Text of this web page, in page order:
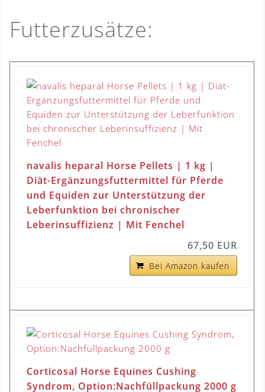
Futterzusätze:
navalis heparal Horse Pellets | 1 kg |
Diät-Ergänzungsfuttermittel für Pferde
und Equiden zur Unterstützung der
Leberfunktion bei chronischer
Leberinsuffizienz | Mit Fenchel
67,50 EUR
Bei Amazon kaufen
Corticosal Horse Equines Cushing
Syndrom, Option:Nachfüllpackung 2000 g